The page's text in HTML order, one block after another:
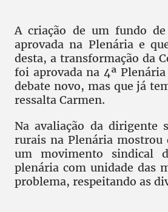
A criação de um fundo
aprovada na Plenária e
desta, a transformação da
foi aprovada na 4ª
debate novo, mas que já
ressalta Carmen.
Na avaliação da dirigente
rurais na Plenária mostrou
um movimento sindical
plenária com unidade das
problema, respeitando as